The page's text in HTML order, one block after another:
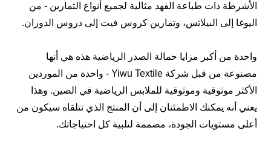
الأشرطة ذات طباعة الفهد مثالية لجميع أنواع التمارين - من
اليوغا إلى البيلاتس، وتمارين كروس فيت إلى دروس الدوران.
واحدة من أكبر مزايا حمالة الصدر الرياضية هذه هي أنها
مصنوعة من قبل شركة Yiwu Textile - واحدة من الموردين
الأكثر موثوقية وموثوقية للملابس الرياضية في الصين. وهذا
يعني أنه يمكنك الاطمئنان إلى أن المنتج الذي تتلقاه سيكون من
أعلى مستويات الجودة، مصممة لتلبية كل احتياجاتك.